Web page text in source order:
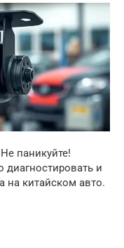
паникуйте!
диагностировать и
на китайском авто.